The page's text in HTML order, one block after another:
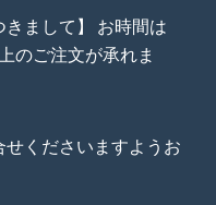
きまして】 お時間は
のご注文が承れま
くださいますようお